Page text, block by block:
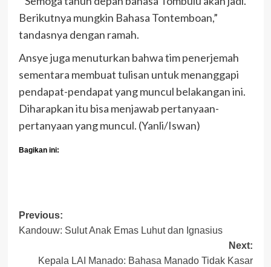
Berikutnya mungkin Bahasa Tontemboan,”
tandasnya dengan ramah.
Ansye juga menuturkan bahwa tim penerjemah
sementara membuat tulisan untuk menanggapi
pendapat-pendapat yang muncul belakangan ini.
Diharapkan itu bisa menjawab pertanyaan-
pertanyaan yang muncul. (Yanli/Iswan)
Bagikan ini:
Post
navigation
Previous:
Kandouw: Sulut Anak Emas Luhut dan Ignasius
Next:
Kepala LAI Manado: Bahasa Manado Tidak Kasar